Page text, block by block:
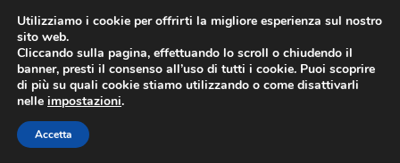
Vai
contenuto
Utilizziamo i cookie per offrirti la migliore esperienza sul nostro
sito web.
Cliccando sulla pagina, effettuando lo scroll o chiudendo il
banner, presti il consenso all’uso di tutti i cookie. Puoi scoprire
di più su quali cookie stiamo utilizzando o come disattivarli
nelle impostazioni.
Accetta